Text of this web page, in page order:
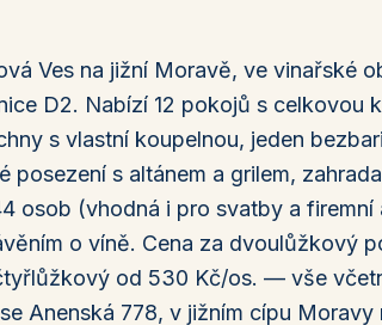
Ves na jižní Moravě, ve vinařské
D2. Nabízí 12 pokojů s celkovou
s vlastní koupelnou, jeden
s altánem a grilem,
osob (vhodná i pro svatby a firemní
o víně. Cena za dvoulůžkový
od 530 Kč/os. — vše
Anenská 778, v jižním cípu Moravy